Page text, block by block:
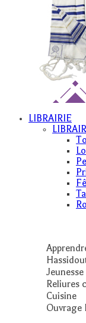
LIBRAIRIE
Jeunesse
Reliures
Cuisine
Ouvrage